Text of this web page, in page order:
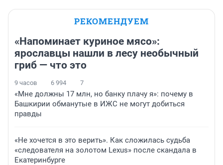
РЕКОМЕНДУЕМ
«Напоминает куриное мясо»:
ярославцы нашли в лесу необычный
гриб — что это
9 часов 6 994 7
«Мне должны 17 млн, но банку плачу я»: почему в
Башкирии обманутые в ИЖС не могут добиться
правды
«Не хочется в это верить». Как сложилась судьба
«следователя на золотом Lexus» после скандала в
Екатеринбурге